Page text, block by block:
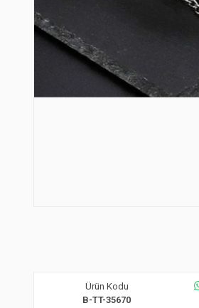
Ürün Kodu
B-TT-35670